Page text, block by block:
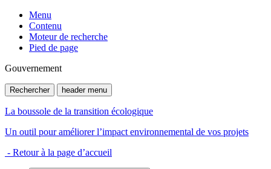
Menu
Contenu
Moteur de recherche
Pied de page
Gouvernement
Rechercher header menu
La boussole de la transition écologique
Un outil pour améliorer l’impact environnemental de vos projets
- Retour à la page d’accueil